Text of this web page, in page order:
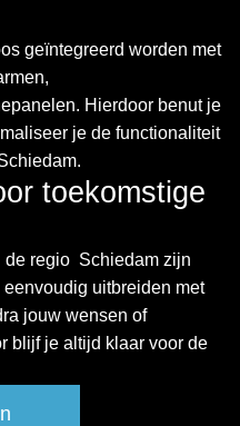
geïntegreerd worden met
Hierdoor benut je
je de functionaliteit
toekomstige
regio Schiedam zijn
uitbreiden met
jouw wensen of
blijf je altijd klaar voor de